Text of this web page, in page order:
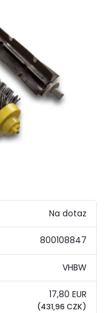
Na dotaz
800108847
VHBW
17,80 EUR
(431,96 CZK)